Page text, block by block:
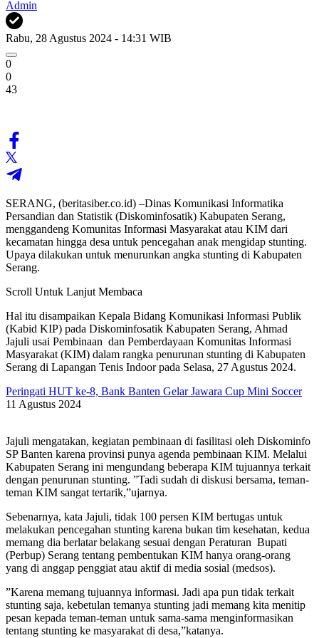
Admin
Rabu, 28 Agustus 2024 - 14:31 WIB
0
0
43
SERANG, (beritasiber.co.id) –Dinas Komunikasi Informatika
Persandian dan Statistik (Diskominfosatik) Kabupaten Serang,
menggandeng Komunitas Informasi Masyarakat atau KIM dari
kecamatan hingga desa untuk pencegahan anak mengidap stunting.
Upaya dilakukan untuk menurunkan angka stunting di Kabupaten
Serang.
Scroll Untuk Lanjut Membaca
Hal itu disampaikan Kepala Bidang Komunikasi Informasi Publik
(Kabid KIP) pada Diskominfosatik Kabupaten Serang, Ahmad
Jajuli usai Pembinaan dan Pemberdayaan Komunitas Informasi
Masyarakat (KIM) dalam rangka penurunan stunting di Kabupaten
Serang di Lapangan Tenis Indoor pada Selasa, 27 Agustus 2024.
Peringati HUT ke-8, Bank Banten Gelar Jawara Cup Mini Soccer
11 Agustus 2024
Jajuli mengatakan, kegiatan pembinaan di fasilitasi oleh Diskominfo
SP Banten karena provinsi punya agenda pembinaan KIM. Melalui
Kabupaten Serang ini mengundang beberapa KIM tujuannya terkait
dengan penurunan stunting. ”Tadi sudah di diskusi bersama, teman-
teman KIM sangat tertarik,”ujarnya.
Sebenarnya, kata Jajuli, tidak 100 persen KIM bertugas untuk
melakukan pencegahan stunting karena bukan tim kesehatan, kedua
memang dia berlatar belakang sesuai dengan Peraturan Bupati
(Perbup) Serang tentang pembentukan KIM hanya orang-orang
yang di anggap penggiat atau aktif di media sosial (medsos).
”Karena memang tujuannya informasi. Jadi apa pun tidak terkait
stunting saja, kebetulan temanya stunting jadi memang kita menitip
pesan kepada teman-teman untuk sama-sama menginformasikan
tentang stunting ke masyarakat di desa,”katanya.